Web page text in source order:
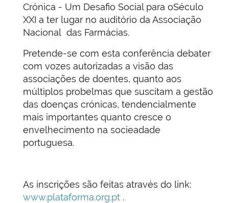
Crónica - Um Desafio Social para oSéculo
XXI a ter lugar no auditório da Associação
Nacional das Farmácias.
Pretende-se com esta conferência debater
com vozes autorizadas a visão das
associações de doentes, quanto aos
múltiplos probelmas que suscitam a gestão
das doenças crónicas, tendencialmente
mais importantes quanto cresce o
envelhecimento na socieadade
portuguesa.
As inscrições são feitas através do link:
www.plataforma.org.pt .